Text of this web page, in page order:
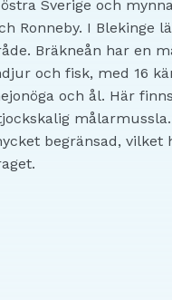
Sverige och
Ronneby. I Blekinge
Bräkneån har en
och fisk, med 16
och ål. Här
begränsad, vilket